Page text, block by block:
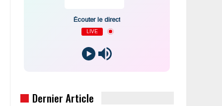
Écouter le direct
LIVE
Dernier Article